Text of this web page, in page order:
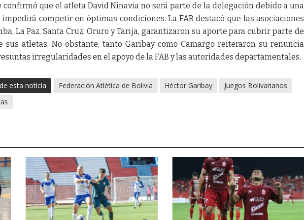
confirmó que el atleta David Ninavia no será parte de la delegación debido a una
competir en óptimas condiciones. La FAB destacó que las asociaciones
La Paz, Santa Cruz, Oruro y Tarija, garantizaron su aporte para cubrir parte de
sus atletas. No obstante, tanto Garibay como Camargo reiteraron su renuncia
irregularidades en el apoyo de la FAB y las autoridades departamentales.
esta noticia Federación Atlética de Bolivia Héctor Garibay
Juegos Bolivarianos